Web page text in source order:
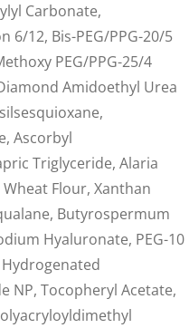
Carbonate,
6/12, Bis-PEG/PPG-20/5
PEG/PPG-25/4
Amidoethyl Urea
Ascorbyl
Triglyceride, Alaria
Flour, Xanthan
Butyrospermum
Hyaluronate, PEG-10
NP, Tocopheryl Acetate,